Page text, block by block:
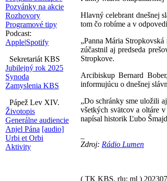
Pozvánky na akcie
Rozhovory
Programové tipy
Podcast:
Apple|Spotify
Sekretariát KBS
Jubilejný rok 2025
Synoda
Zamyslenia KBS
Pápež Lev XIV.
Životopis
Generálne audiencie
Anjel Pána [audio]
Urbi et Orbi
Aktivity
Hlavný celebrant dnešnej
tom čo robíme a v
„Panna Mária
zúčastnil aj predseda
Stropkove.
Arcibiskup Bernard
informujúcu o dnešnej
„Do schránky sme uložili
všetkých svätcov a oltáre
napísal historik Ľubo
Zdroj: Rádio Lumen
( TK KBS, rlu; ml )